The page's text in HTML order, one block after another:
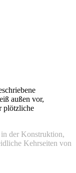
außen vor,
plötzliche
der Konstruktion,
Kehrseiten von